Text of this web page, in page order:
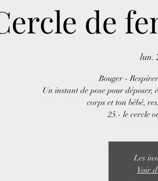
de
lun.
Bouger -
Un instant de pose pour déposer,
corps et ton bébé,
25.- le cercle
Les
Voir